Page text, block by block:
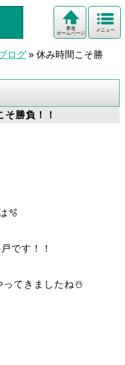
メニュー
東進
ホームページ
ログ » 休み時間こそ勝
勝負！！
🫧
です！！
ってきましたね☃️